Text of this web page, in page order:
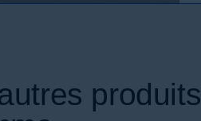
produits